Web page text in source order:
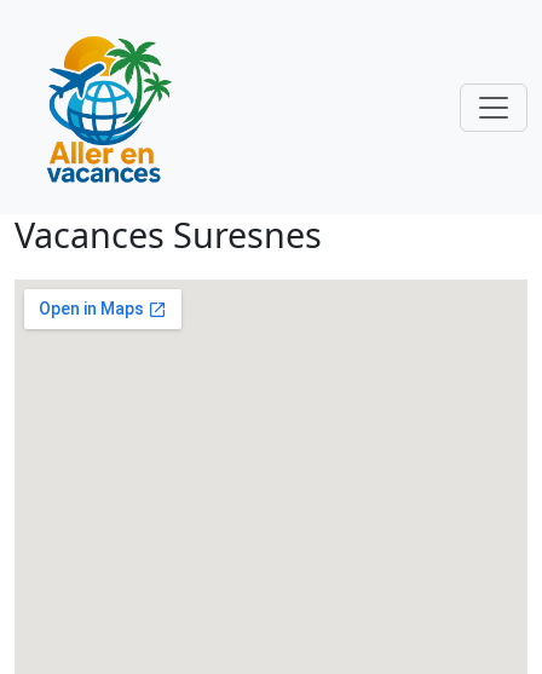
Vacances Suresnes